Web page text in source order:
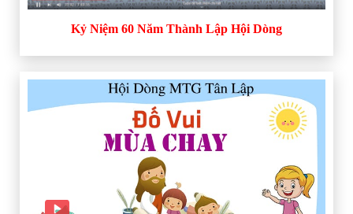
Kỷ Niệm 60 Năm Thành Lập Hội Dòng